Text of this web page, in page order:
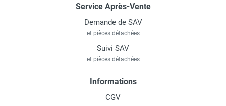
Service Après-Vente
Demande de SAV
et pièces détachées
Suivi SAV
et pièces détachées
Informations
CGV